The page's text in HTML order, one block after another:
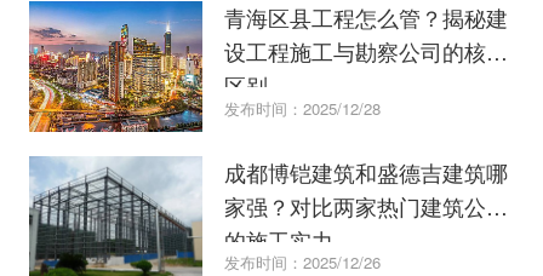
青海区县工程怎么管？揭秘建
设工程施工与勘察公司的核心
区别
发布时间：2025/12/28
成都博铠建筑和盛德吉建筑哪
家强？对比两家热门建筑公司
的施工实力
发布时间：2025/12/26